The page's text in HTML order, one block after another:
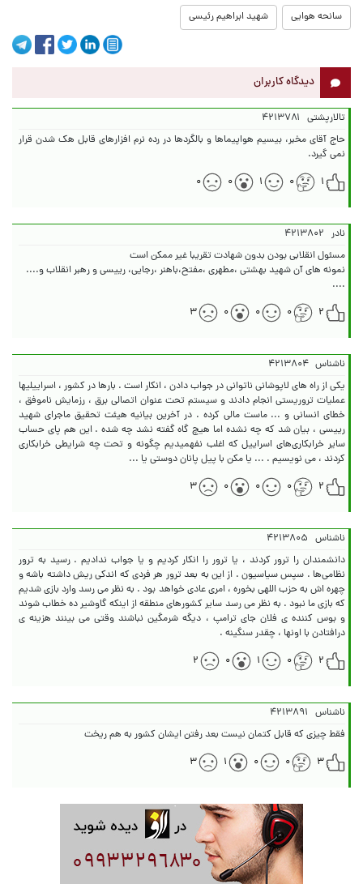
سانحه هوایی شهید ابراهیم رئیسی
دیدگاه کاربران
تالارپشتی ۴۲۱۳۷۸۱
حاج آقای مخبر، بیسیم هواپیماها و بالگردها در رده نرم افزارهای قابل هک شدن قرار
نمی گیرد.
۱
۰ ۱ ۰ ۰
نادر ۴۲۱۳۸۰۲
....
۲
۰ ۰ ۰ ۳
ناشناس ۴۲۱۳۸۰۴
یکی از راه های لاپوشانی ناتوانی در جواب دادن ، انکار است .‌ بارها در کشور ، اسراییلیها
عملیات تروریستی انجام دادند و سیستم تحت عنوان اتصالی برق ، رزمایش ناموفق ،
خطای انسانی و ... ماست مالی کرده .‌ در آخرین بیانیه هیئت تحقیق ماجرای شهید
رییسی ، بیان شد که چه نشده اما هیچ گاه گفته نشد چه شده . این هم پای حساب
سایر خرابکاری‌های اسراییل که اغلب نفهمیدیم چگونه و تحت چه شرایطی خرابکاری
کردند ، می نویسیم .‌ ... یا مکن با پیل پانان دوستی یا ...
۲
۰ ۰ ۰ ۳
ناشناس ۴۲۱۳۸۰۵
دانشمندان را ترور کردند ، یا ترور را انکار کردیم و یا جواب ندادیم . رسید به ترور
نظامی‌ها . سپس سیاسیون . از این به بعد ترور هر فردی که اندکی ریش داشته باشه و
چهره اش به حزب اللهی بخوره ، امری عادی خواهد بود . به نظر می رسد وارد بازی شدیم
که بازی ما نبود .‌ به نظر می رسد سایر کشورهای منطقه از اینکه گاو‌شیر ده خطاب شوند
و بوس کننده ی فلان جای ترامپ ، دیگه شرمگین نباشند وقتی می بینند هزینه ی
درافتادن با اونها ، چقدر سنگینه .
۲
۰ ۱ ۰ ۲
ناشناس ۴۲۱۳۸۹۱
فقط چیزی که قابل کتمان نیست بعد رفتن ایشان کشور به هم ریخت
۳
۰ ۰ ۱ ۳